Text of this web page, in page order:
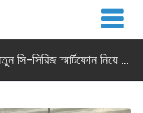
নতুন সি-সিরিজ স্মার্টফোন নিয়ে আসছে রিয়েলমি